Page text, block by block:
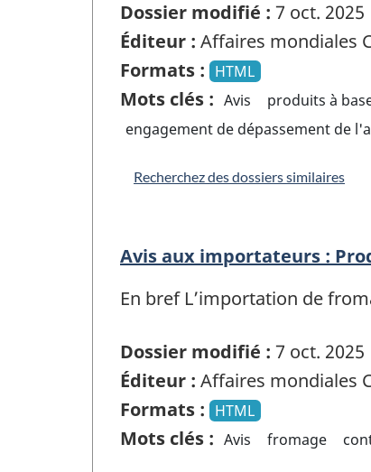
Dossier modifié : 7 oct. 2025
Éditeur : Affaires mondiales
Formats : HTML
Mots clés : Avis produits à
engagement de dépassement de
Recherchez des dossiers similaires
Avis aux importateurs :
En bref L’importation de
Dossier modifié : 7 oct. 2025
Éditeur : Affaires mondiales
Formats : HTML
Mots clés : Avis fromage